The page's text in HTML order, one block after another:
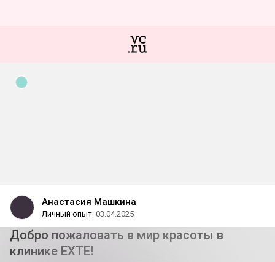
Анастасия Машкина
Личный опыт 03.04.2025
Добро пожаловать в мир красоты в
клинике EXTE!